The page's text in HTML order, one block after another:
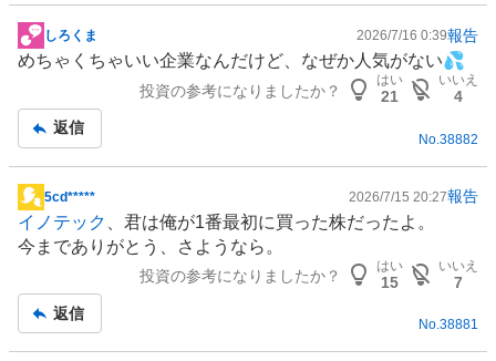
掲
示
事
しろくま 2026/7/16 0:39報告
めちゃくちゃいい企業なんだけど、なぜか人気がない💦
投資の参考になりましたか？
はい
21
いいえ
4
返信
No. 38882
掲
示
板
5cd***** 2026/7/15 20:27報告
イノテック
、君は俺が1番最初に買った株だったよ。
今までありがとう、さようなら。
投資の参考になりましたか？
はい
15
いいえ
7
返信
No.38881